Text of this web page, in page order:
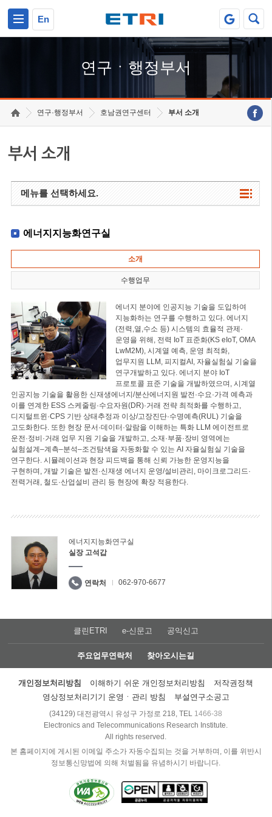
En
연구ㆍ행정부서
연구·행정부서 호남권연구센터 부서 소개
부서 소개
메뉴를 선택하세요.
에너지지능화연구실
소개
수행업무
에너지 분야에 인공지능 기술을 도입하여
지능화하는 연구를 수행하고 있다. 에너지
(전력,열,수소 등) 시스템의 효율적 관제·
운영을 위해, 전력 IoT 표준화(KS eIoT, OMA
LwM2M), 시계열 예측, 운영 최적화,
업무지원 LLM, 피지컬AI, 자율실험실 기술을
연구개발하고 있다. 에너지 분야 IoT
프로토콜 표준 기술을 개발하였으며, 시계열
인공지능 기술을 활용한 신재생에너지/분산에너지원 발전·수요·가격 예측과
이를 연계한 ESS 스케줄링·수요자원(DR)·거래 전략 최적화를 수행하고,
디지털트윈·CPS 기반 상태추정과 이상/고장진단·수명예측(RUL) 기술을
고도화한다. 또한 현장 문서·데이터·알람을 이해하는 특화 LLM 에이전트로
운전·정비·거래 업무 지원 기술을 개발하고, 소재·부품·장비 영역에는
실험설계–계측–분석–조건탐색을 자동화할 수 있는 AI 자율실험실 기술을
연구한다. 시뮬레이션과 현장 피드백을 통해 신뢰 가능한 운영지능을
구현하며, 개발 기술은 발전·신재생 에너지 운영/설비관리, 마이크로그리드·
전력거래, 철도·산업설비 관리 등 현장에 확장 적용한다.
에너지지능화연구실
실장 고석갑
연락처 062-970-6677
클린ETRI e-신문고 공익신고
주요업무연락처 찾아오시는길
개인정보처리방침 이해하기 쉬운 개인정보처리방침
저작권정책
영상정보처리기기 운영ㆍ관리 방침
부설연구소공고
(34129) 대전광역시 유성구 가정로 218, TEL 1466-38
Electronics and Telecommunications Research Institute.
All rights reserved.
본 홈페이지에 게시된 이메일 주소가 자동수집되는 것을 거부하며, 이를 위반시
정보통신망법에 의해 처벌됨을 유념하시기 바랍니다.